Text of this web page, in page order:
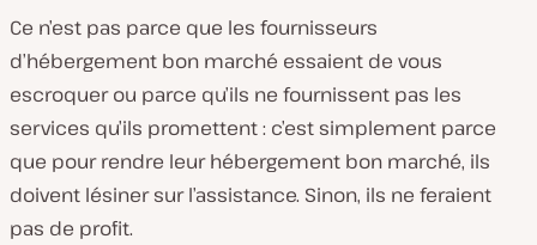
Ce n’est pas parce que les fournisseurs
d’hébergement bon marché essaient de vous
escroquer ou parce qu’ils ne fournissent pas les
services qu’ils promettent : c’est simplement parce
que pour rendre leur hébergement bon marché, ils
doivent lésiner sur l’assistance. Sinon, ils ne feraient
pas de profit.